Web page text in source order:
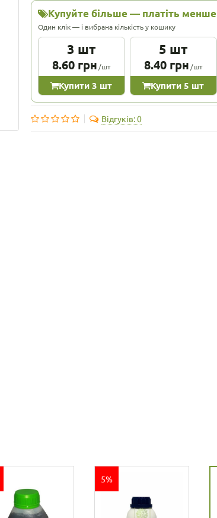
Купуйте більше — платіть менше
Один клік — і вибрана кількість у кошику
3 шт
8.60 грн /шт
Купити 3 шт
5 шт
8.40 грн /шт
Купити 5 шт
Відгуків: 0